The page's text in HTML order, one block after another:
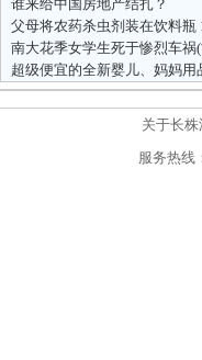
谁来给中国房地产结扎？
父母将农药杀虫剂装在饮料瓶
关于长
服务热线